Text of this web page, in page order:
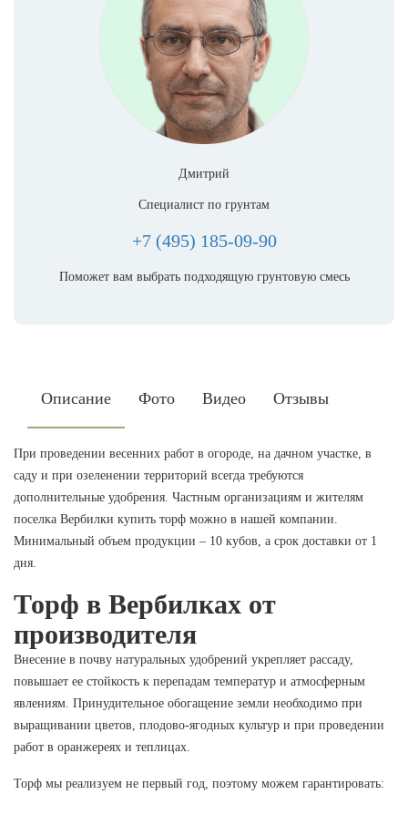
Дмитрий
Специалист по грунтам
+7 (495) 185-09-90
Поможет вам выбрать подходящую грунтовую смесь
Описание Фото Видео Отзывы
При проведении весенних работ в огороде, на дачном участке, в
саду и при озеленении территорий всегда требуются
дополнительные удобрения. Частным организациям и жителям
поселка Вербилки купить торф можно в нашей компании.
Минимальный объем продукции – 10 кубов, а срок доставки от 1
дня.
Торф в Вербилках от
производителя
Внесение в почву натуральных удобрений укрепляет рассаду,
повышает ее стойкость к перепадам температур и атмосферным
явлениям. Принудительное обогащение земли необходимо при
выращивании цветов, плодово-ягодных культур и при проведении
работ в оранжереях и теплицах.
Торф мы реализуем не первый год, поэтому можем гарантировать: